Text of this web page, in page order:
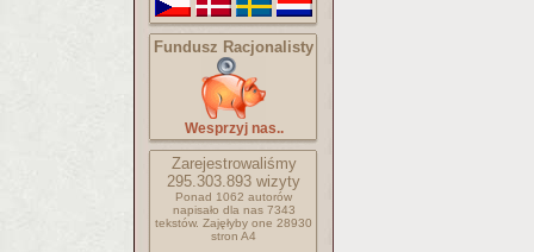
Fundusz Racjonalisty
Wesprzyj nas..
Zarejestrowaliśmy
295.303.893 wizyty
Ponad 1062 autorów
napisało dla nas 7343
tekstów. Zajęłyby one 28930
stron A4